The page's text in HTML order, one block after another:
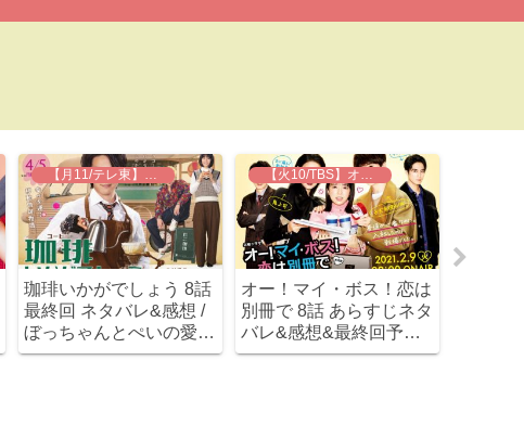
【月11/テレ東】珈琲いかがでしょう
珈琲いかがでしょう 8話
最終回 ネタバレ&感想 /
ぼっちゃんとぺいの愛が
重い(笑)とても良いハッ
【火10/TBS】オー！マイ・ボス！恋は別冊で
オー！マイ・ボス！恋は
別冊で 8話 あらすじネタ
バレ&感想&最終回予想 /
宝来姉弟が急展開！まさ